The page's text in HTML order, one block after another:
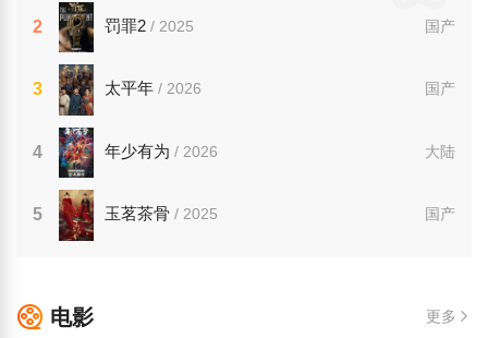
2 国产
罚罪2 / 2025
3 国产
太平年 / 2026
4 大陆
年少有为 / 2026
5 国产
玉茗茶骨 / 2025
电影 更多